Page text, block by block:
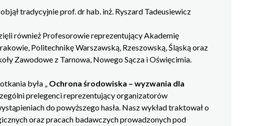
tradycyjnie prof. dr hab. inż. Ryszard Tadeusiewicz
również Profesorowie reprezentujący Akademię
Politechnikę Warszawską, Rzeszowską, Śląską oraz
Zawodowe z Tarnowa, Nowego Sącza i Oświęcimia.
była „ Ochrona środowiska – wyzwania dla
prelegenci reprezentujący organizatorów
do powyższego hasła. Nasz wykład traktował o
oraz pracach badawczych prowadzonych pod